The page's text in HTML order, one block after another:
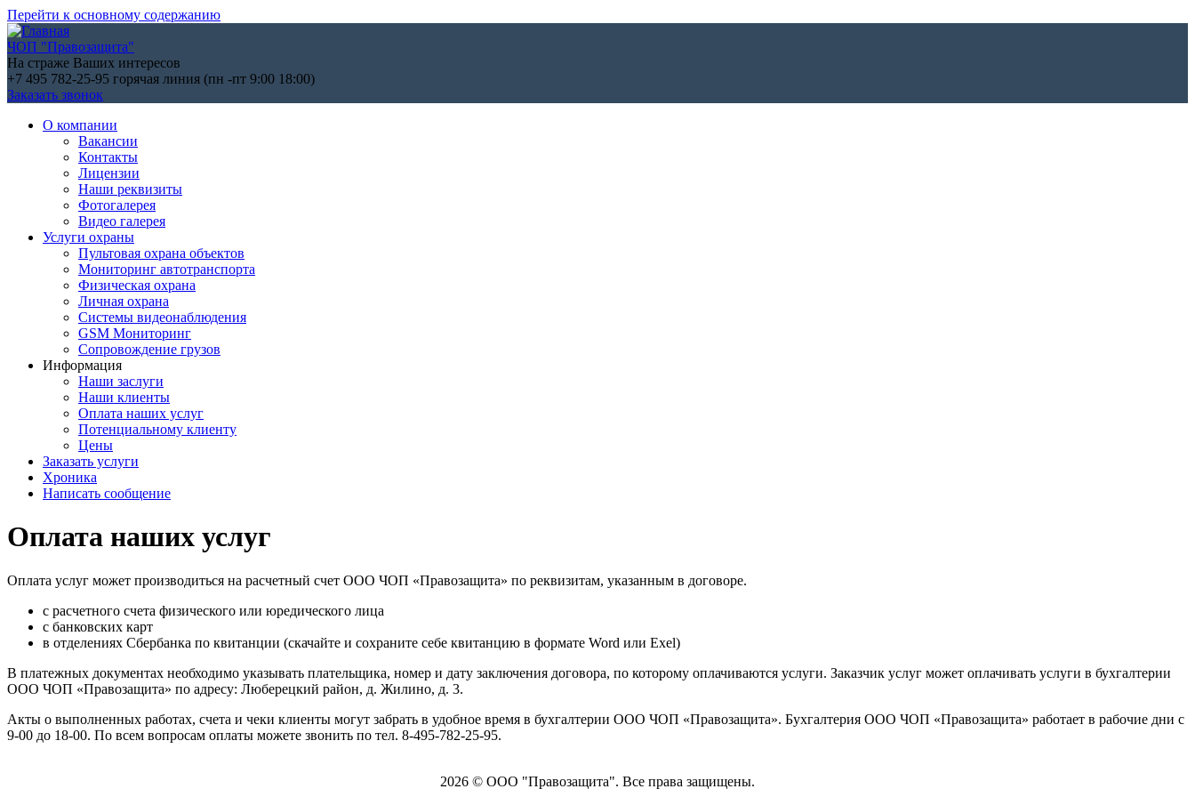
Перейти к основному содержанию
ЧОП "Правозащита"
На страже Ваших интересов
+7 495 782-25-95 горячая линия (пн -пт 9:00 18:00)
Заказать звонок
О компании
Вакансии
Контакты
Лицензии
Наши реквизиты
Фотогалерея
Видео галерея
Услуги охраны
Пультовая охрана объектов
Мониторинг автотранспорта
Физическая охрана
Личная охрана
Системы видеонаблюдения
GSM Мониторинг
Сопровождение грузов
Информация
Наши заслуги
Наши клиенты
Оплата наших услуг
Потенциальному клиенту
Цены
Заказать услуги
Хроника
Написать сообщение
Оплата наших услуг
Оплата услуг может производиться на расчетный счет ООО ЧОП «Правозащита» по реквизитам, указанным в договоре.
с расчетного счета физического или юредического лица
с банковских карт
в отделениях Сбербанка по квитанции (скачайте и сохраните себе квитанцию в формате Word или Exel)
В платежных документах необходимо указывать плательщика, номер и дату заключения договора, по которому оплачиваются услуги. Заказчик услуг может оплачивать услуги в бухгалтерии
ООО ЧОП «Правозащита» по адресу: Люберецкий район, д. Жилино, д. 3.
Акты о выполненных работах, счета и чеки клиенты могут забрать в удобное время в бухгалтерии ООО ЧОП «Правозащита». Бухгалтерия ООО ЧОП «Правозащита» работает в рабочие дни с
9-00 до 18-00. По всем вопросам оплаты можете звонить по тел. 8-495-782-25-95.
2026 © OOO "Правозащита". Все права защищены.